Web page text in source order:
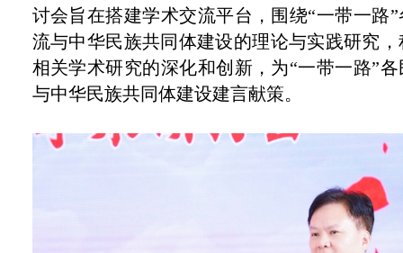
讨会旨在搭建学术交流平台，围绕“一带一路
流与中华民族共同体建设的理论与实践研究
相关学术研究的深化和创新，为“一带一路”
与中华民族共同体建设建言献策。